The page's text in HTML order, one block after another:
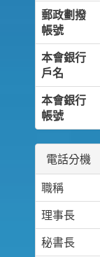
郵政劃撥
帳號
本會銀行
戶名
本會銀行
帳號
電話分機
職稱
理事長
秘書長